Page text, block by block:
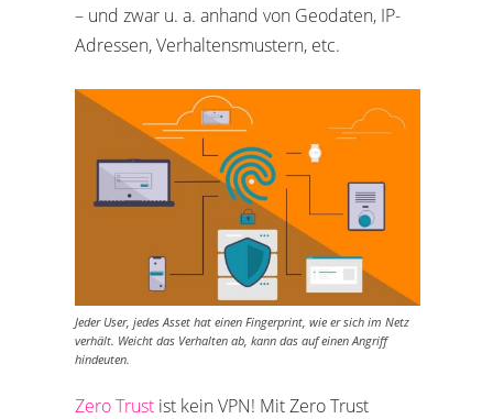
– und zwar u. a. anhand von Geodaten, IP-
Adressen, Verhaltensmustern, etc.
Jeder User, jedes Asset hat einen Fingerprint, wie er sich im Netz
verhält. Weicht das Verhalten ab, kann das auf einen Angriff
hindeuten.
Zero Trust ist kein VPN! Mit Zero Trust